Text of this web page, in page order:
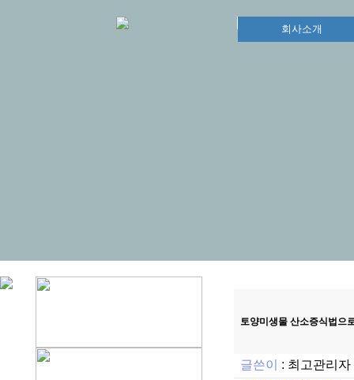
회사소개
토양미생물 산소증식법으
글쓴이 : 최고관리자